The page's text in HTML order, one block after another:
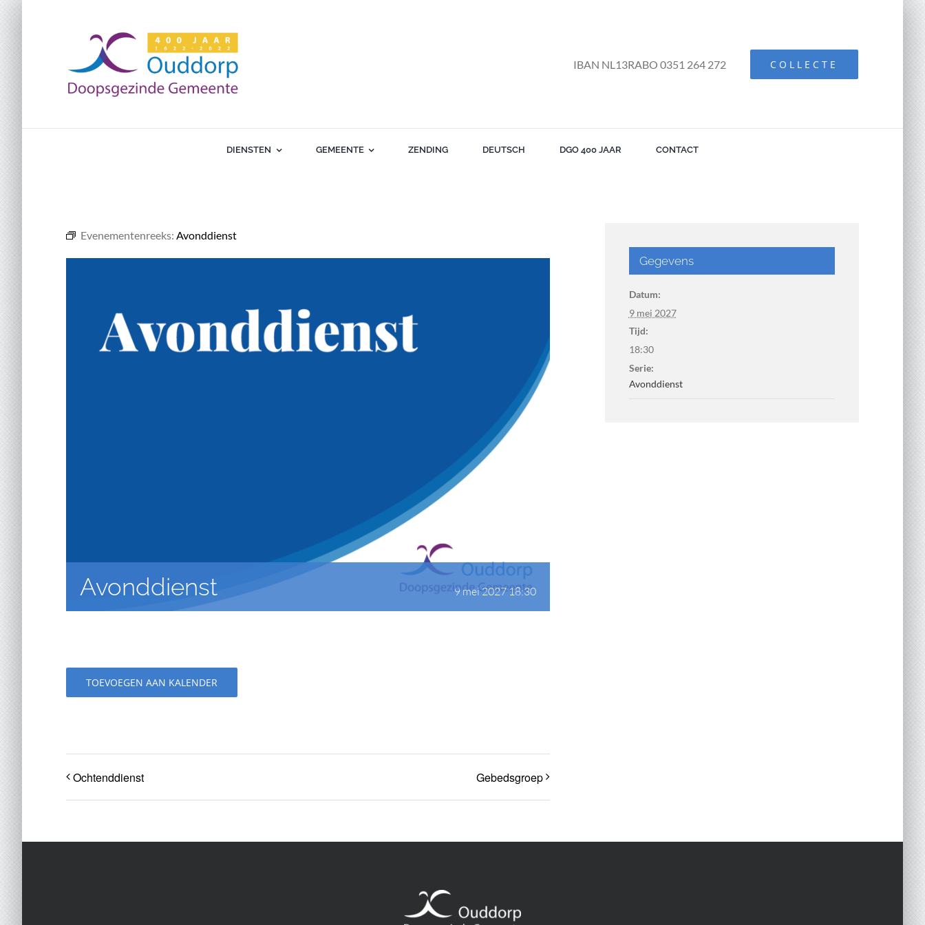
IBAN NL13RABO 0351 264 272
COLLECTE
DIENSTEN GEMEENTE ZENDING DEUTSCH DGO 400 JAAR CONTACT
Evenementenreeks: Avonddienst
Avonddienst 9 mei 2027 18:30
TOEVOEGEN AAN KALENDER
Ochtenddienst Gebedsgroep
Gegevens
Datum:
9 mei 2027
Tijd:
18:30
Serie:
Avonddienst